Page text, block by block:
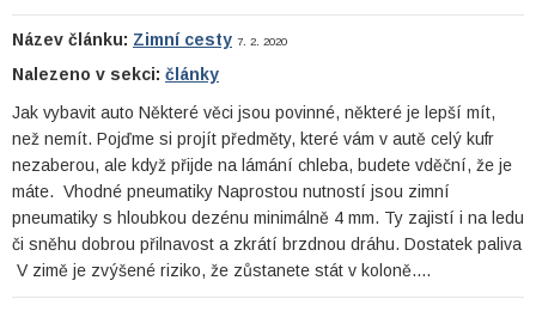
Název článku: Zimní cesty 7. 2. 2020
Nalezeno v sekci: články
Jak vybavit auto Některé věci jsou povinné, některé je lepší mít,
než nemít. Pojďme si projít předměty, které vám v autě celý kufr
nezaberou, ale když přijde na lámání chleba, budete vděční, že je
máte. Vhodné pneumatiky Naprostou nutností jsou zimní
pneumatiky s hloubkou dezénu minimálně 4 mm. Ty zajistí i na ledu
či sněhu dobrou přilnavost a zkrátí brzdnou dráhu. Dostatek paliva
V zimě je zvýšené riziko, že zůstanete stát v koloně.…